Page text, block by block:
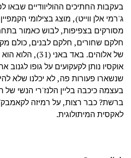
בעקבות החתיכים ההוליוודיים שבאו
ג'רמי אלן ווייט), מוצג בצילומי
מסורקים בצפיפות, לבוש כאמור
חלקם שחורים, חלקם לבנים, כולם
של אלוהים. באד
אוקסיו נותן לקעקועים על גופו לגנוב
שנשארו פעורות פה, לא יכלנו שלא
בעצמה כיכבה בליין הלנז'רי הנשי
ברשת? כבר רצות, על רמיזה
לאקסית המיתולוגית.